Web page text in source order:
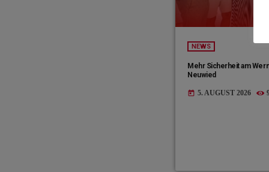
NEWS
Mehr Sicherheit am
Neuwied
today 5. AUGUST 2026